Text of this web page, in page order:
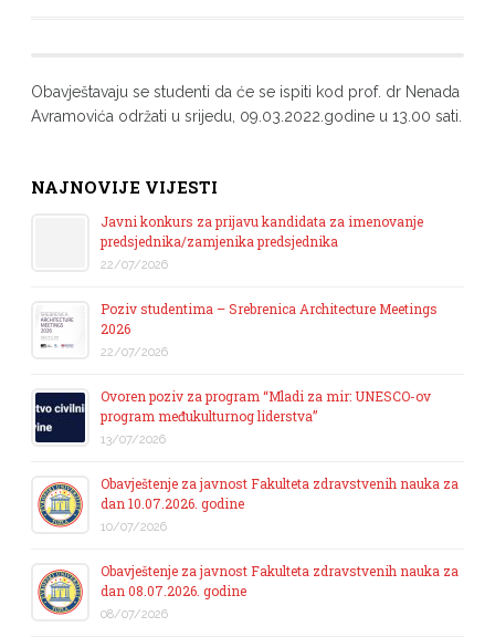
Obavještavaju se studenti da će se ispiti kod prof. dr Nenada
Avramovića održati u srijedu, 09.03.2022.godine u 13.00 sati.
NAJNOVIJE VIJESTI
Javni konkurs za prijavu kandidata za imenovanje
predsjednika/zamjenika predsjednika
22/07/2026
Poziv studentima – Srebrenica Architecture Meetings
2026
22/07/2026
Ovoren poziv za program “Mladi za mir: UNESCO-ov
program međukulturnog liderstva”
13/07/2026
Obavještenje za javnost Fakulteta zdravstvenih nauka za
dan 10.07.2026. godine
10/07/2026
Obavještenje za javnost Fakulteta zdravstvenih nauka za
dan 08.07.2026. godine
08/07/2026